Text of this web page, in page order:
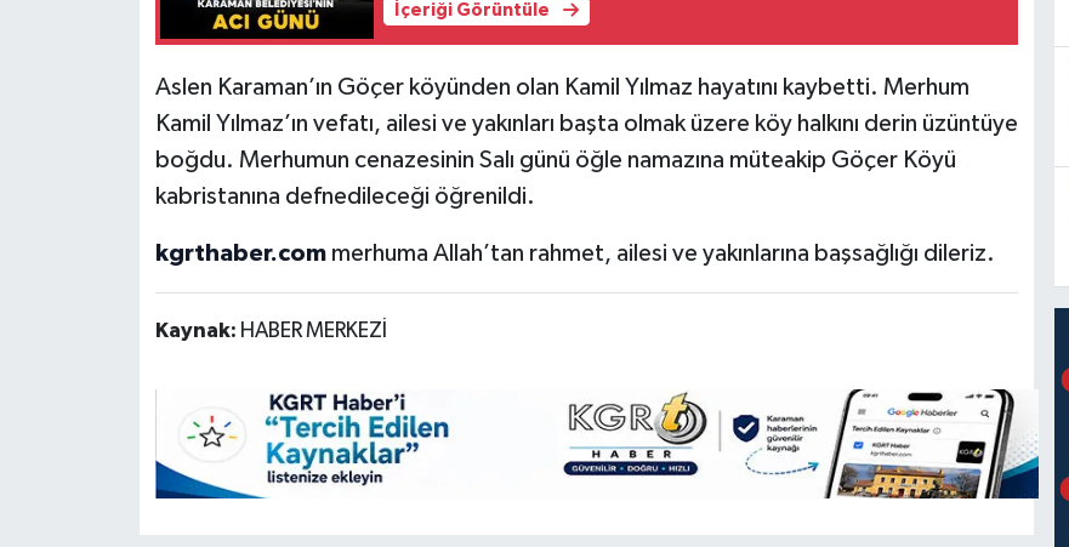
İçeriği Görüntüle
Aslen Karaman’ın Göçer köyünden olan Kamil Yılmaz hayatını kaybetti. Merhum
Kamil Yılmaz’ın vefatı, ailesi ve yakınları başta olmak üzere köy halkını derin üzüntüye
boğdu. Merhumun cenazesinin Salı günü öğle namazına müteakip Göçer Köyü
kabristanına defnedileceği öğrenildi.
kgrthaber.commerhuma Allah’tan rahmet, ailesi ve yakınlarına başsağlığı dileriz.
Kaynak: HABER MERKEZİ